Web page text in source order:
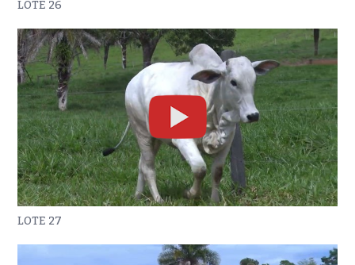
LOTE 26
LOTE 27